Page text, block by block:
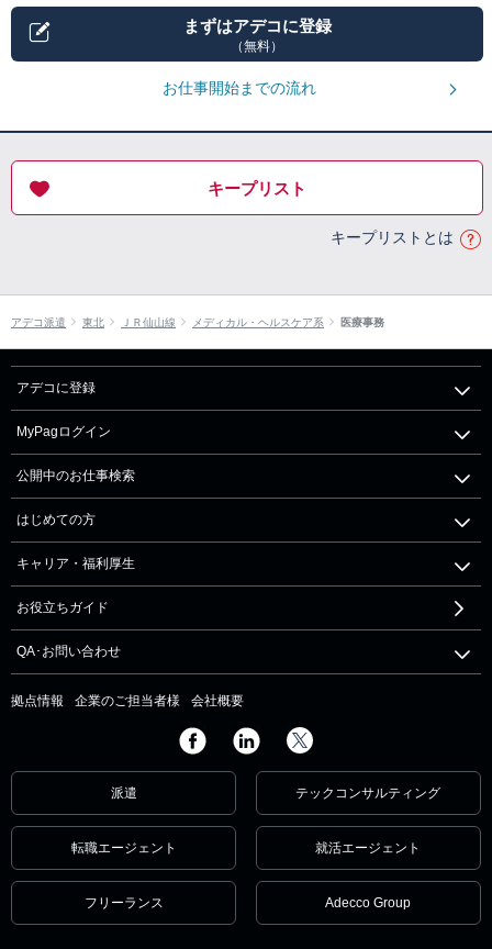
まずはアデコに登録
（無料）
お仕事開始までの流れ
キープリスト
キープリストとは
アデコ派遣 東北 ＪＲ仙山線 メディカル・ヘルスケア系 医療事務
アデコに登録
MyPagログイン
公開中のお仕事検索
はじめての方
キャリア・福利厚生
お役立ちガイド
QA･お問い合わせ
拠点情報 企業のご担当者様 会社概要
派遣 テックコンサルティング
転職エージェント 就活エージェント
フリーランス Adecco Group